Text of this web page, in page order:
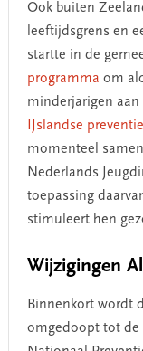
Ook buiten
leeftijdsgrens en
startte in de
programma om
minderjarigen aan
IJslandse
momenteel
Nederlands
toepassing
stimuleert hen
Wijzigingen
Binnenkort wordt
omgedoopt tot de